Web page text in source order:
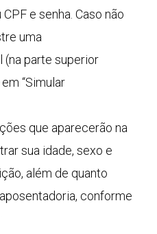
e senha. Caso não
uma
(na parte superior
“Simular
que aparecerão na
sua idade, sexo e
além de quanto
conforme